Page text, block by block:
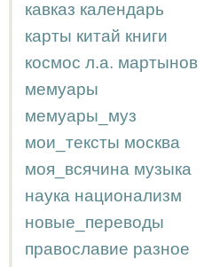
кавказ календарь
карты китай книги
космос л.а. мартынов
мемуары
мемуары_муз
мои_тексты москва
моя_всячина музыка
наука национализм
новые_переводы
православие разное